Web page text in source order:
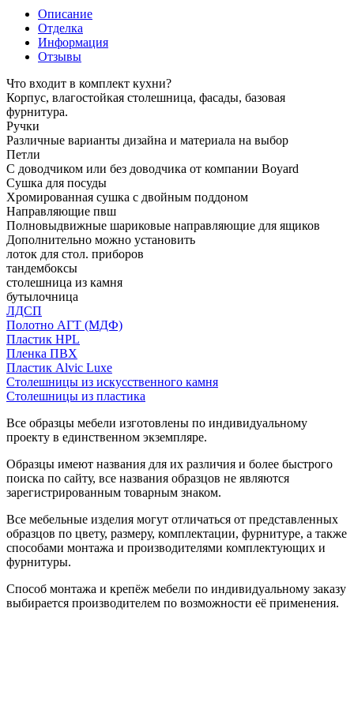
Описание
Отделка
Информация
Отзывы
Что входит в комплект кухни?
Корпус, влагостойкая столешница, фасады, базовая
фурнитура.
Ручки
Различные варианты дизайна и материала на выбор
Петли
С доводчиком или без доводчика от компании Boyard
Сушка для посуды
Хромированная сушка с двойным поддоном
Направляющие пвш
Полновыдвижные шариковые направляющие для ящиков
Дополнительно можно установить
лоток для стол. приборов
тандембоксы
столешница из камня
бутылочница
ЛДСП
Полотно АГТ (МДФ)
Пластик HPL
Пленка ПВХ
Пластик Alvic Luxe
Столешницы из искусственного камня
Столешницы из пластика
Все образцы мебели изготовлены по индивидуальному
проекту в единственном экземпляре.
Образцы имеют названия для их различия и более быстрого
поиска по сайту, все названия образцов не являются
зарегистрированным товарным знаком.
Все мебельные изделия могут отличаться от представленных
образцов по цвету, размеру, комплектации, фурнитуре, а также
способами монтажа и производителями комплектующих и
фурнитуры.
Способ монтажа и крепёж мебели по индивидуальному заказу
выбирается производителем по возможности её применения.